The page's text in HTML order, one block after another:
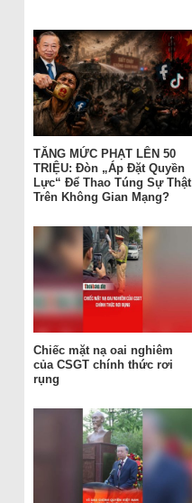
TĂNG MỨC PHẠT LÊN 50
TRIỆU: Đòn „Áp Đặt Quyền
Lực“ Để Thao Túng Sự Thật
Trên Không Gian Mạng?
Chiếc mặt nạ oai nghiêm
của CSGT chính thức rơi
rụng